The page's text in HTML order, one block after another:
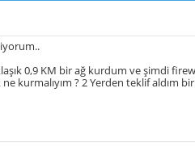
0,9 KM bir ağ kurdum ve şimdi
kurmalıyım ? 2 Yerden teklif aldım